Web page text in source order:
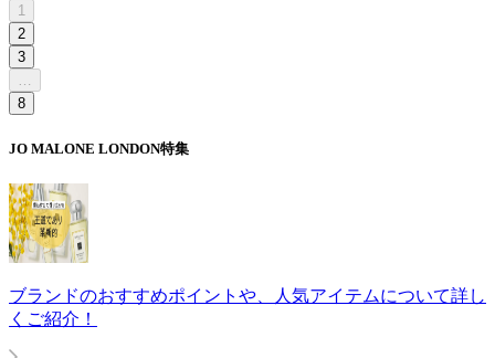
1
2
3
8
JO MALONE LONDON特集
ブランドのおすすめポイントや、人気アイテムについて詳し
くご紹介！